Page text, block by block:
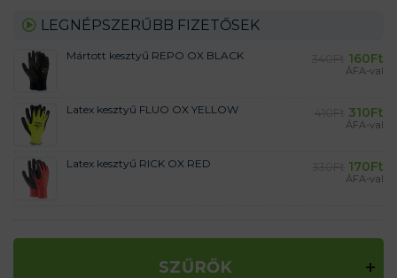
LEGNÉPSZERŰBB FIZETŐSEK
Mártott kesztyű REPO OX BLACK 160Ft
ÁFA-val
Latex kesztyű FLUO OX YELLOW 310Ft
ÁFA-val
Latex kesztyű RICK OX RED 170Ft
ÁFA-val
SZŰRŐK